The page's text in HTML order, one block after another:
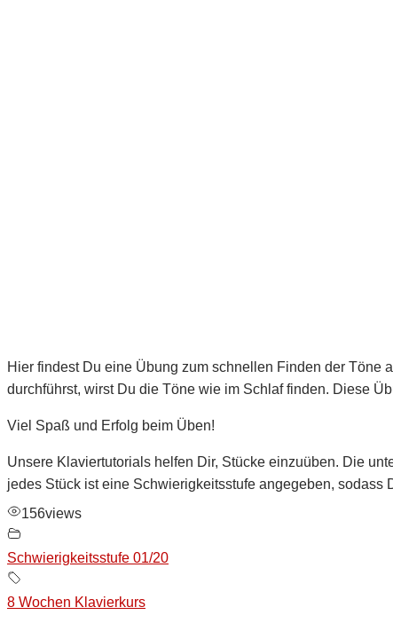
Hier findest Du eine Übung zum schnellen Finden der Töne
durchführst, wirst Du die Töne wie im Schlaf finden. Diese
Viel Spaß und Erfolg beim Üben!
Unsere Klaviertutorials helfen Dir, Stücke einzuüben. Die
jedes Stück ist eine Schwierigkeitsstufe angegeben,
156views
Schwierigkeitsstufe 01/20
8 Wochen Klavierkurs